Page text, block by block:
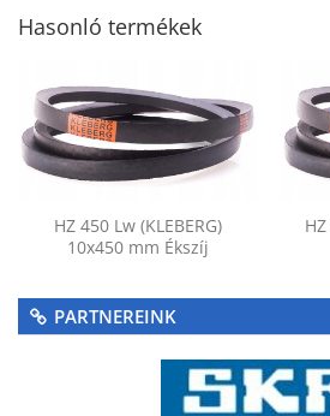
Hasonló termékek
HZ 450 Lw (KLEBERG)
10x450 mm Ékszíj
PARTNEREINK